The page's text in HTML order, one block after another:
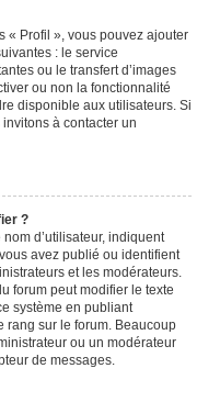
« Profil », vous pouvez ajouter
: le service
ou le transfert d’images
ou non la fonctionnalité
disponible aux utilisateurs. Si
à contacter un
?
d’utilisateur, indiquent
avez publié ou identifient
et les modérateurs.
forum peut modifier le texte
système en publiant
rang sur le forum. Beaucoup
ou un modérateur
de messages.